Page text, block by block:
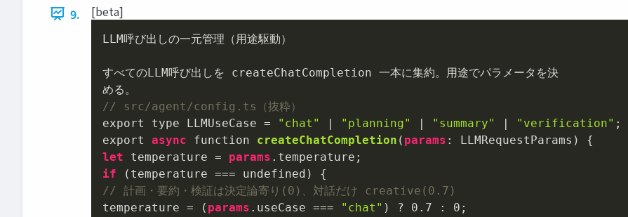
9. [beta]
LLM呼び出しの一元管理（用途駆動）
すべてのLLM呼び出しを createChatCompletion 一本に集約。用途でパラメータを決
// src/agent/config.ts（抜粋）
export type LLMUseCase =
"chat" | "planning" | "summary" | "verification"
export async function createChatCompletion ( params : LLMRequestParams )
let temperature = params
if
// 計画・要約・検証は決定論寄り(0)、対話だけ creative(0.7)
temperature = ( params .useCase === "chat" ) ? 0.7 : 0 ;